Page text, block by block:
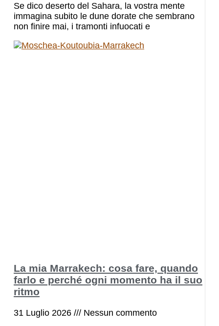
Se dico deserto del Sahara, la vostra mente
immagina subito le dune dorate che sembrano
non finire mai, i tramonti infuocati e
La mia Marrakech: cosa fare, quando
farlo e perché ogni momento ha il suo
ritmo
31 Luglio 2026
Nessun commento